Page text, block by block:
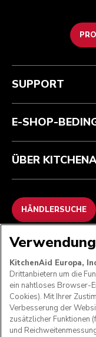
Health Check
Verfolgen Sie Ihre
Garantie und Dokumente
Häufig gestellte fragen
Teilnahmebedingungen
Rückgaben und
Impressum
ODR
Die Marke
Händlersuche
SUPPORT
E-SHOP-
ÜBER
HÄNDLERSUCHE
KitchenAid Europa,
Drittanbietern um die
ein nahtloses Browser-
Cookies). Mit Ihrer
Verbesserung der
zusätzlicher Funktionen
und